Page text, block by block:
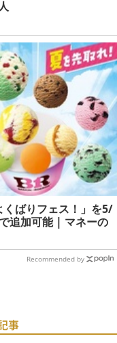
くばりフェス！」を5/
追加可能 | マネーの
Recommended by
事